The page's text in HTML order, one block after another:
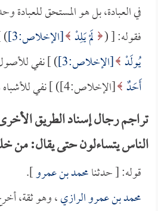
في العبادة، بل هو المستحق للعبادة
فقوله: [ ( لَمْ يَلِدْ [الإخلاص:3] )
يُولَدْ [الإخلاص:3] ) ] نفي
أَحَدٌ [الإخلاص:4]) ] نفي للأشباه والنظراء.
تراجم رجال إسناد الطريق
الناس يتساءلون حتى يقال: من
قوله: [ حدثنامحمد بن عمرو].
محمد بن عمرو الرازي، وهو ثقة،